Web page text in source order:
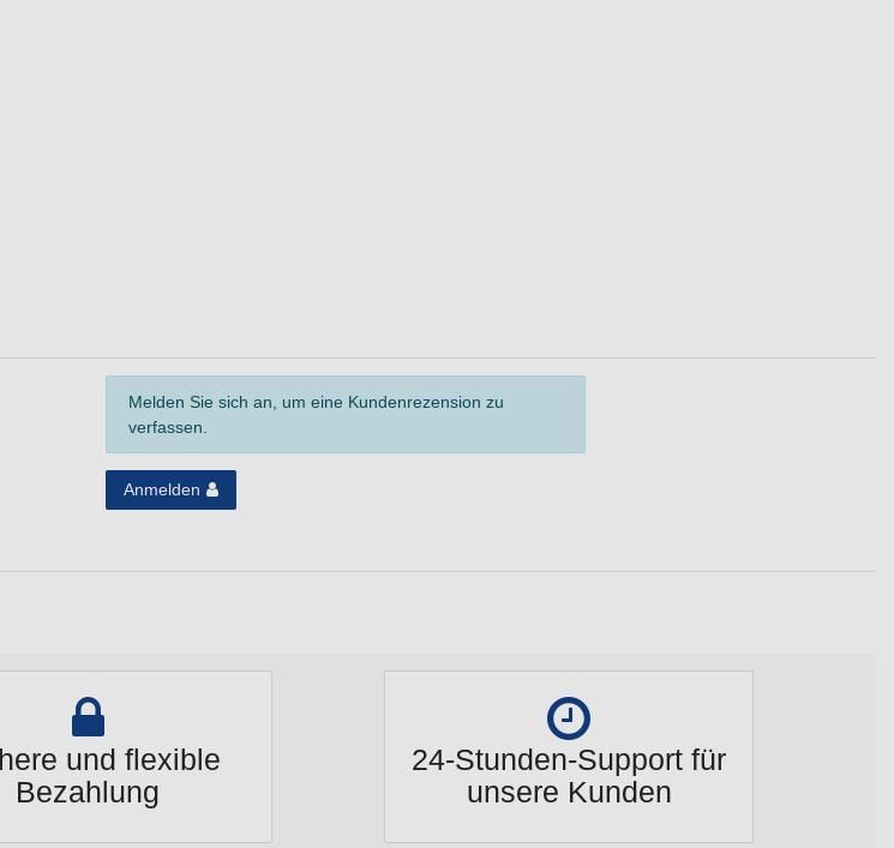
Melden Sie sich an, um eine Kundenrezension zu
verfassen.
Anmelden
und flexible
Bezahlung
24-Stunden-Support für
unsere Kunden